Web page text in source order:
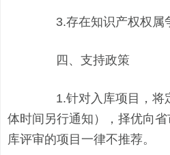
3.存在知识产权权属
四、支持政策
1.针对入库项目，将
体时间另行通知），择优向
库评审的项目一律不推荐。